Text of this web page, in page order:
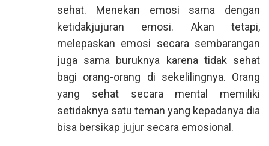
sehat. Menekan emosi sama dengan
ketidakjujuran emosi. Akan tetapi,
melepaskan emosi secara sembarangan
juga sama buruknya karena tidak sehat
bagi orang-orang di sekelilingnya. Orang
yang sehat secara mental memiliki
setidaknya satu teman yang kepadanya dia
bisa bersikap jujur secara emosional.